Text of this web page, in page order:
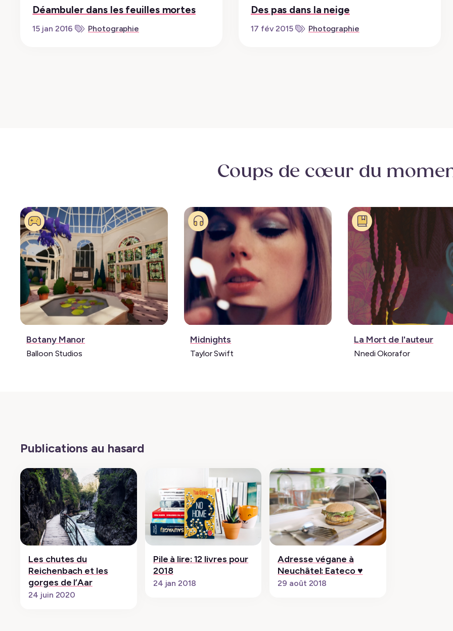
Déambuler dans les feuilles mortes
15 jan 2016 Photographie
Des pas dans la neige
17 fév 2015 Photographie
Coups de cœur du
Jeu
vidéo:
Botany Manor
Balloon Studios
Musique:
Midnights
Taylor Swift
Livre:
La Mort de l'auteur
Nnedi Okorafor
Publications au hasard
Les chutes du
Reichenbach et les
gorges de l’Aar
24 juin 2020
Pile à lire: 12 livres pour
2018
24 jan 2018
Adresse végane à
Neuchâtel: Eateco ♥︎
29 août 2018